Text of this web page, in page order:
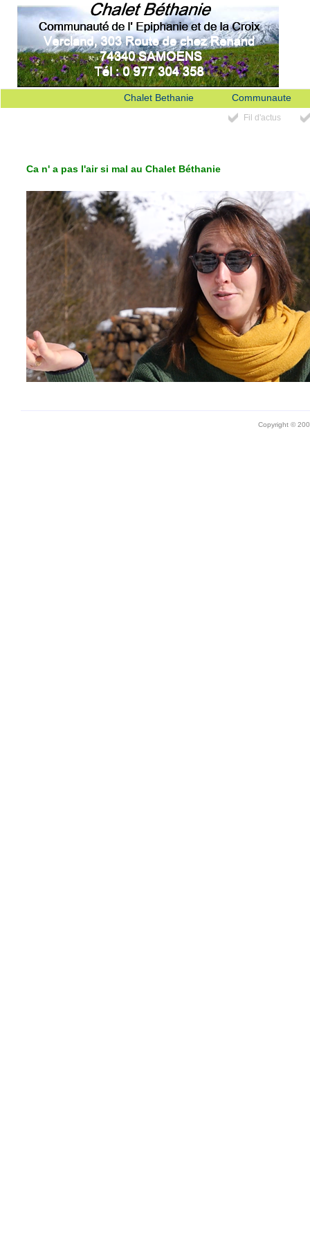
Chalet Bethanie Communaute
Fil d'actus
Ca n' a pas l'air si mal au Chalet Béthanie
Copyright ©